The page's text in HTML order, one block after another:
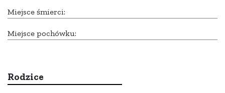
Miejsce śmierci:
Miejsce pochówku:
Rodzice